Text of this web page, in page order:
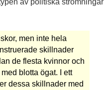
men inte hela
skillnader
de flesta kvinnor och
blotta ögat. I ett
dessa skillnader med